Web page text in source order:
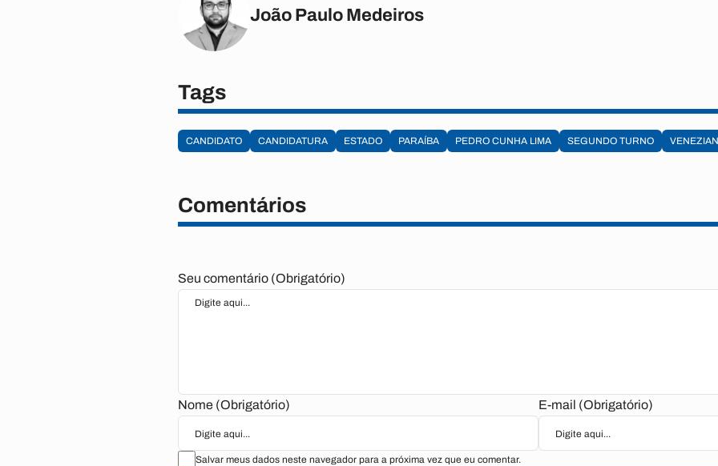
João Paulo Medeiros
Tags
CANDIDATO CANDIDATURA ESTADO PARAÍBA PEDRO CUNHA LIMA SEGUNDO TURNO
Comentários
Seu comentário (Obrigatório)
Nome (Obrigatório) E-mail (Obrigatório)
Salvar meus dados neste navegador para a próxima vez que eu comentar.